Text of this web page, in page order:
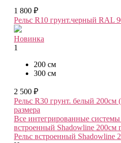
1 800 ₽
Рельс R10 грунт.черный RAL
Новинка
1
200 см
300 см
2 500 ₽
Рельс R30 грунт. белый 200см
размера
Все интегрированные
встроенный Shadowline
Рельс встроенный Shadowline